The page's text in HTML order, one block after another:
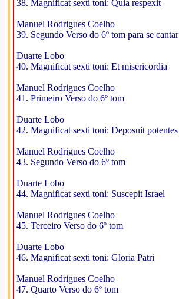
38. Magnificat sexti toni: Quia respexit
Manuel Rodrigues Coelho
39. Segundo Verso do 6º tom para se cantar
Duarte Lobo
40. Magnificat sexti toni: Et misericordia
Manuel Rodrigues Coelho
41. Primeiro Verso do 6º tom
Duarte Lobo
42. Magnificat sexti toni: Deposuit potentes
Manuel Rodrigues Coelho
43. Segundo Verso do 6º tom
Duarte Lobo
44. Magnificat sexti toni: Suscepit Israel
Manuel Rodrigues Coelho
45. Terceiro Verso do 6º tom
Duarte Lobo
46. Magnificat sexti toni: Gloria Patri
Manuel Rodrigues Coelho
47. Quarto Verso do 6º tom